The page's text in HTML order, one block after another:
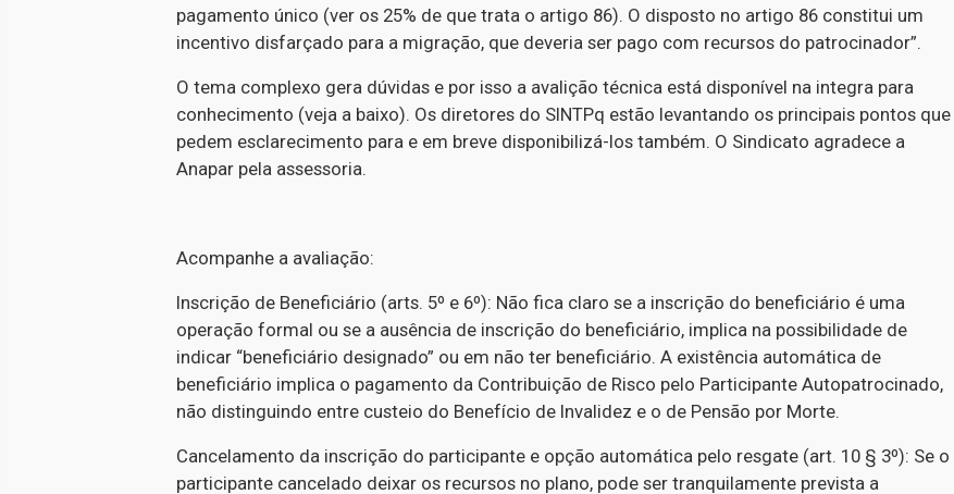
pagamento único (ver os 25% de que trata o artigo 86). O disposto no artigo 86 constitui um
incentivo disfarçado para a migração, que deveria ser pago com recursos do patrocinador”.
O tema complexo gera dúvidas e por isso a avalição técnica está disponível na integra para
conhecimento (veja a baixo). Os diretores do SINTPq estão levantando os principais pontos que
pedem esclarecimento para e em breve disponibilizá-los também. O Sindicato agradece a
Anapar pela assessoria.
Acompanhe a avaliação:
Inscrição de Beneficiário (arts. 5º e 6º): Não fica claro se a inscrição do beneficiário é uma
operação formal ou se a ausência de inscrição do beneficiário, implica na possibilidade de
indicar “beneficiário designado” ou em não ter beneficiário. A existência automática de
beneficiário implica o pagamento da Contribuição de Risco pelo Participante Autopatrocinado,
não distinguindo entre custeio do Benefício de Invalidez e o de Pensão por Morte.
Cancelamento da inscrição do participante e opção automática pelo resgate (art. 10 § 3º): Se o
participante cancelado deixar os recursos no plano, pode ser tranquilamente prevista a